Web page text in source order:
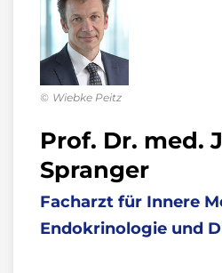
Prof. Dr. med.
Spranger
Facharzt für Innere
Endokrinologie und
Wiebke Peitz